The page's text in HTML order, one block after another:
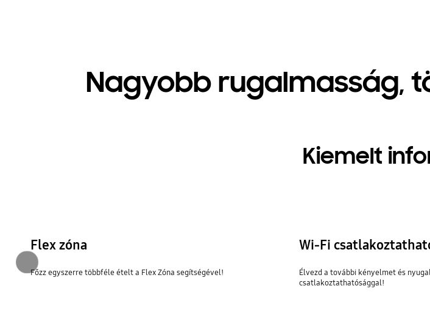
Nagyobb rugalmasság,
Kiemelt
Flex zóna
Főzz egyszerre többféle ételt a Flex Zóna segítségével!
Wi-Fi
Élvezd a további kényelmet és
csatlakoztathatósággal!